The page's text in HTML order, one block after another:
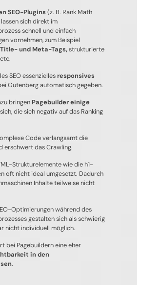
SEO-Plugins (z. B. Rank Math
sich direkt im
schnell und einfach
vornehmen, zum Beispiel
Title- und Meta-Tags,strukturierte
SEO essenziellesresponsives
Gutenberg automatisch gegeben.
bringen Pagebuilder einige
die sich negativ auf das Ranking
Code verlangsamt die
erschwert das Crawling.
Strukturelemente wie die h1-
oft nicht ideal umgesetzt. Dadurch
Inhalte teilweise nicht
Optimierungen während des
gestalten sich als schwierig
nicht individuell möglich.
bei Pagebuildern eine eher
in den
.